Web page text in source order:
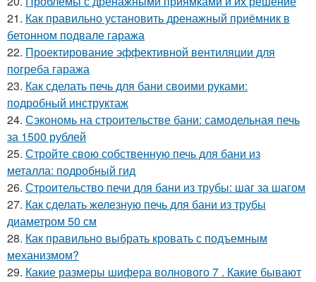
21. Как правильно установить дренажный приёмник в
бетонном подвале гаража
22. Проектирование эффективной вентиляции для
погреба гаража
23. Как сделать печь для бани своими руками:
подробный инструктаж
24. Сэкономь на строительстве бани: самодельная печь
за 1500 рублей
25. Стройте свою собственную печь для бани из
металла: подробный гид
26. Строительство печи для бани из трубы: шаг за шагом
27. Как сделать железную печь для бани из трубы
диаметром 50 см
28. Как правильно выбрать кровать с подъемным
механизмом?
29. Какие размеры шифера волнового 7 . Какие бывают